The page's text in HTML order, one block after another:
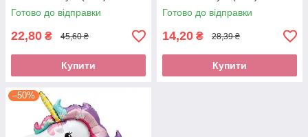
Готово до відправки
22,80 ₴ 45,60 ₴
Купити
Готово до відправки
14,20 ₴ 28,39 ₴
Купити
–50%